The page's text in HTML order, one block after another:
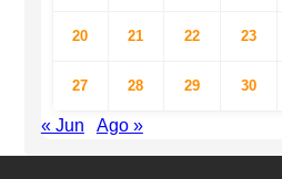
20 21 22 23
27 28 29 30
« Jun Ago »